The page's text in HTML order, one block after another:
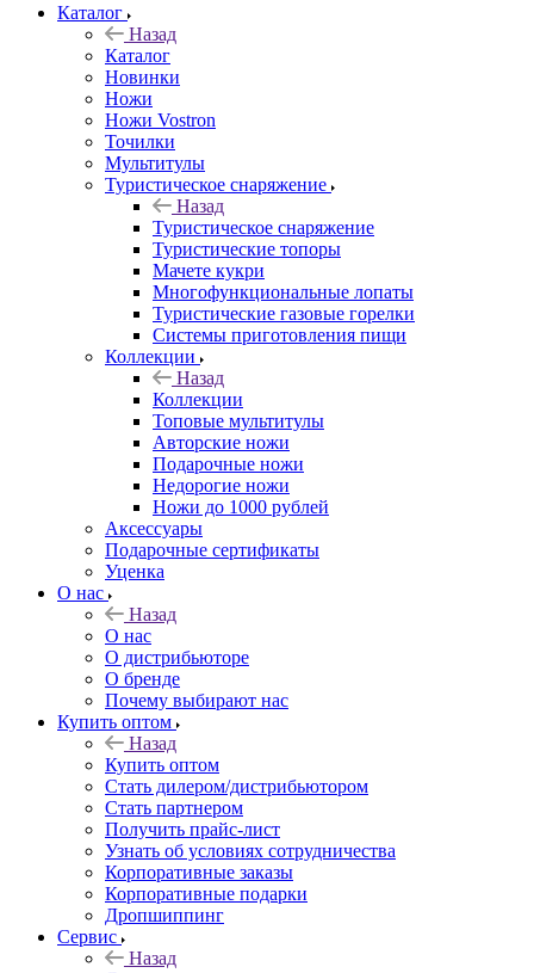
Каталог
Назад
Каталог
Новинки
Ножи
Ножи Vostron
Точилки
Мультитулы
Туристическое снаряжение
Назад
Туристическое снаряжение
Туристические топоры
Мачете кукри
Многофункциональные лопаты
Туристические газовые горелки
Системы приготовления пищи
Коллекции
Назад
Коллекции
Топовые мультитулы
Авторские ножи
Подарочные ножи
Недорогие ножи
Ножи до 1000 рублей
Аксессуары
Подарочные сертификаты
Уценка
О нас
Назад
О нас
О дистрибьюторе
О бренде
Почему выбирают нас
Купить оптом
Назад
Купить оптом
Стать дилером/дистрибьютором
Стать партнером
Получить прайс-лист
Узнать об условиях сотрудничества
Корпоративные заказы
Корпоративные подарки
Дропшиппинг
Сервис
Назад